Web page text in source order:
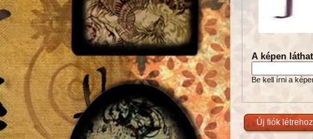
A képen
Be kell írni a